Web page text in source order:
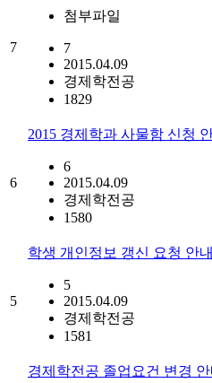
7
첨부파일
7
2015.04.09
경제학전공
1829
6
2015 경제학과 사물함 신청
6
2015.04.09
경제학전공
1580
5
학생 개인정보 갱신 요청 안내
5
2015.04.09
경제학전공
1581
경제학전공 졸업요건 변경 안